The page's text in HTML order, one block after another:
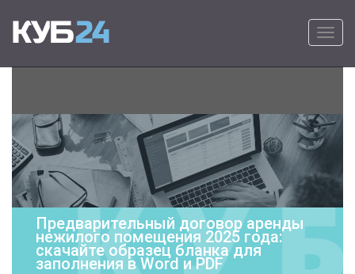
Онлайн программа для выставления
счетов на оплату – удобно, быстро и
просто.
Предварительный договор аренды
нежилого помещения 2025 года:
скачайте образец бланка для
заполнения в Word и PDF